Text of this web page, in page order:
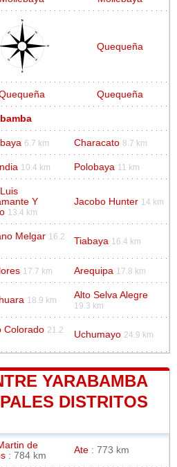
Quequeña
Quequeña
6.7 km Characato 8.7 km
10.4 km Polobaya 11 km
Y
13.4 km
Jacobo Hunter 14 km
Melgar 16.2
Tiabaya 16.4 km
17.7 km Arequipa 17.8 km
18.9 km Alto Selva Alegre
19.3 km
Colorado 21.2
Uchumayo 24.9 km
YARABAMBA
DISTRITOS
de
: 784 km
Ate : 773 km